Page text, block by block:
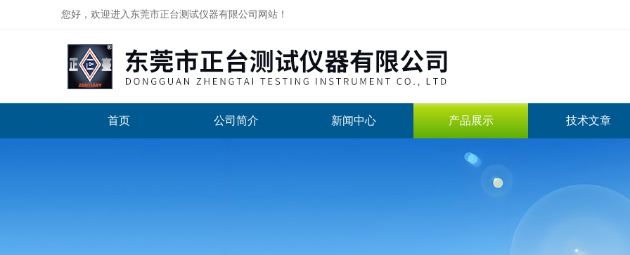
您好，欢迎进入东莞市正台测试仪器有限公司网站！
首页 公司简介 新闻中心 产品展示 技术文章